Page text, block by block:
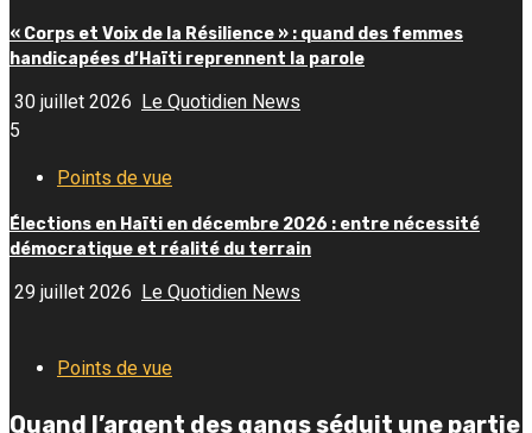
« Corps et Voix de la Résilience » : quand des femmes
handicapées d’Haïti reprennent la parole
30 juillet 2026 Le Quotidien News
5
Points de vue
Élections en Haïti en décembre 2026 : entre nécessité
démocratique et réalité du terrain
29 juillet 2026 Le Quotidien News
Points de vue
Quand l’argent des gangs séduit une partie